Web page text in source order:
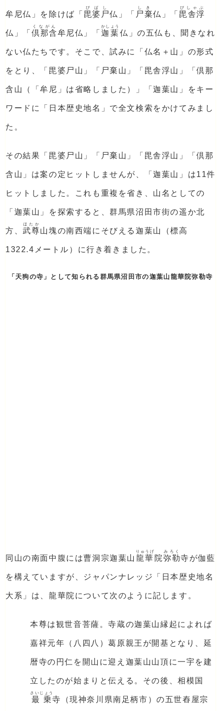
牟尼仏」を除けば「 毘婆尸
びばし
仏」「 尸棄
しき
仏」「 毘舎浮
びしゃぶ
仏」「 倶那含
くながん
牟尼仏」「 迦葉
かしょう
仏」の五仏も、聞きなれ
ない仏たちです。そこで、試みに「仏名＋山」の形式
をとり、「毘婆尸山」「尸棄山」「毘舎浮山」「倶那
含山（「牟尼」は省略しました）」「迦葉山」をキー
ワードに「日本歴史地名」で全文検索をかけてみまし
た。
その結果「毘婆尸山」「尸棄山」「毘舎浮山」「倶那
含山」は案の定ヒットしませんが、「迦葉山」は11件
ヒットしました。これも重複を省き、山名としての
「迦葉山」を探索すると、群馬県沼田市街の遥か北
方、武尊
ほたか
山塊の南西端にそびえる迦葉山（標高
1322.4メートル）に行き着きました。
「天狗の寺」として知られる群馬県沼田市の迦葉山龍華院弥勒寺
同山の南面中腹には曹洞宗迦葉山 龍華
りゅうげ
院弥勒
みろく
寺が伽藍
を構えていますが、ジャパンナレッジ「日本歴史地名
大系」は、龍華院について次のように記します。
本尊は観世音菩薩。寺蔵の迦葉山縁起によれば
嘉祥元年（八四八）葛原親王が開基となり、延
暦寺の円仁を開山に迎え迦葉山山頂に一宇を建
立したのが始まりと伝える。その後、相模国
最乗
さいじょう
寺（現神奈川県南足柄市）の五世舂屋宗